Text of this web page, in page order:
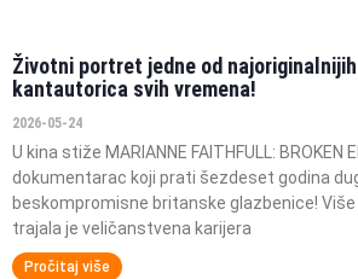
Životni portret jedne od
kantautorica svih vremena!
2026-05-24
U kina stiže MARIANNE FAITHFULL: BROKEN
dokumentarac koji prati šezdeset godina
beskompromisne britanske glazbenice!
trajala je veličanstvena karijera
Pročitaj više